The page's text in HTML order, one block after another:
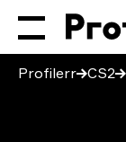
Profilerr CS2